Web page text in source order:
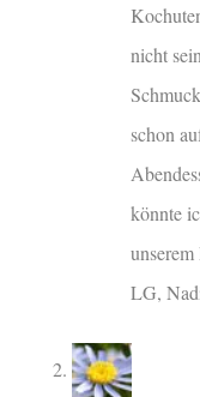
nicht
schon
könnte
LG,